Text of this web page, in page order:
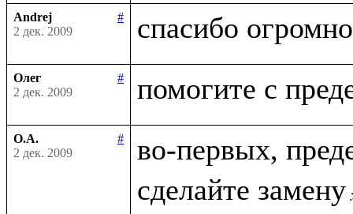
Andrej
#
2 дек. 2009
Олег
#
2 дек. 2009
О.А.
#
2 дек. 2009
во-первых,
сделайте замену